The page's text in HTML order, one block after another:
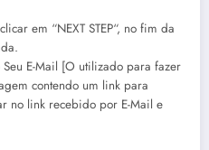
em “NEXT STEP“, no fim da
E-Mail [O utilizado para fazer
contendo um link para
no link recebido por E-Mail e